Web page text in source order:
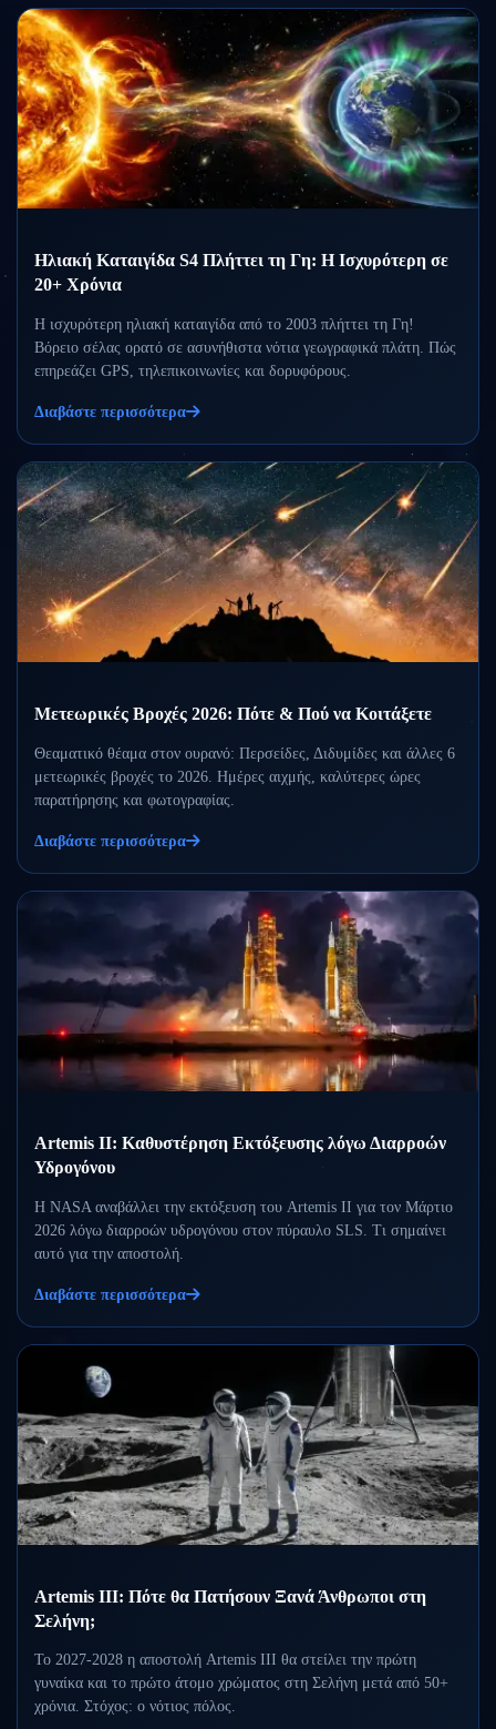
Ηλιακή Καταιγίδα S4 Πλήττει τη Γη: Η Ισχυρότερη σε
20+ Χρόνια
Η ισχυρότερη ηλιακή καταιγίδα από το 2003 πλήττει τη Γη!
Βόρειο σέλας ορατό σε ασυνήθιστα νότια γεωγραφικά πλάτη. Πώς
επηρεάζει GPS, τηλεπικοινωνίες και δορυφόρους.
Διαβάστε περισσότερα
Μετεωρικές Βροχές 2026: Πότε & Πού να Κοιτάξετε
Θεαματικό θέαμα στον ουρανό: Περσείδες, Διδυμίδες και άλλες 6
μετεωρικές βροχές το 2026. Ημέρες αιχμής, καλύτερες ώρες
παρατήρησης και φωτογραφίας.
Διαβάστε περισσότερα
Artemis II: Καθυστέρηση Εκτόξευσης λόγω Διαρροών
Υδρογόνου
Η NASA αναβάλλει την εκτόξευση του Artemis II για τον Μάρτιο
2026 λόγω διαρροών υδρογόνου στον πύραυλο SLS. Τι σημαίνει
αυτό για την αποστολή.
Διαβάστε περισσότερα
Artemis III: Πότε θα Πατήσουν Ξανά Άνθρωποι στη
Σελήνη;
Το 2027-2028 η αποστολή Artemis III θα στείλει την πρώτη
γυναίκα και το πρώτο άτομο χρώματος στη Σελήνη μετά από 50+
χρόνια. Στόχος: ο νότιος πόλος.